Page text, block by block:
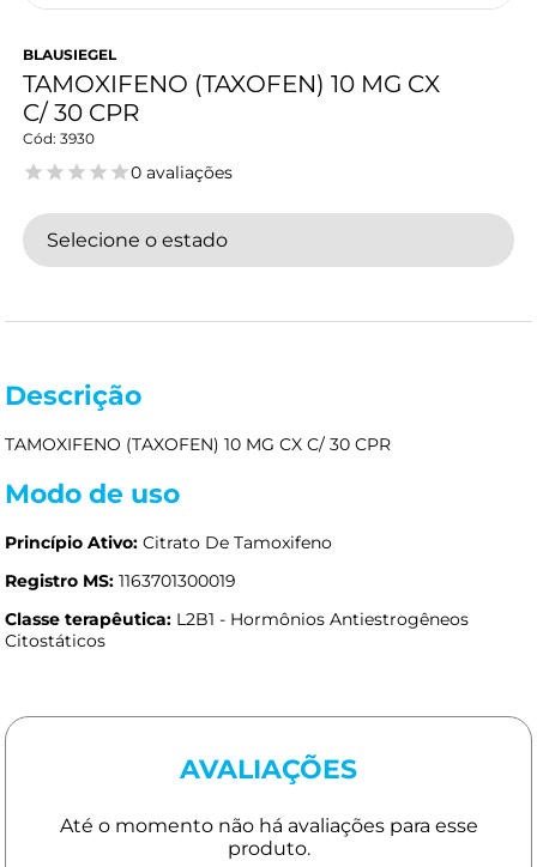
BLAUSIEGEL
TAMOXIFENO (TAXOFEN) 10 MG CX
C/ 30 CPR
3930
0 avaliações
Selecione o estado
Descrição
TAMOXIFENO (TAXOFEN) 10 MG CX C/ 30 CPR
Modo de uso
Princípio Ativo: Citrato De Tamoxifeno
Registro MS: 1163701300019
Classe terapêutica: L2B1 - Hormônios Antiestrogêneos
Citostáticos
AVALIAÇÕES